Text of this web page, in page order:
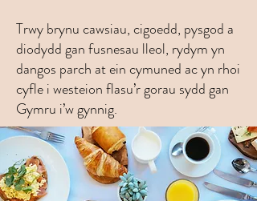
Trwy brynu cawsiau, cigoedd, pysgod a
diodydd gan fusnesau lleol, rydym yn
dangos parch at ein cymuned ac yn rhoi
cyfle i westeion flasu’r gorau sydd gan
Gymru i’w gynnig.